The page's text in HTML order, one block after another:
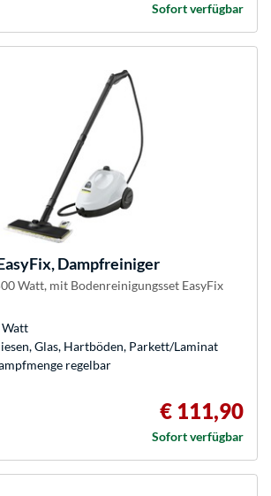
Sofort verfügbar
Dampfreiniger
Watt, mit Bodenreinigungsset EasyFix
Watt
Glas, Hartböden, Parkett/Laminat
regelbar
€ 111,90
Sofort verfügbar